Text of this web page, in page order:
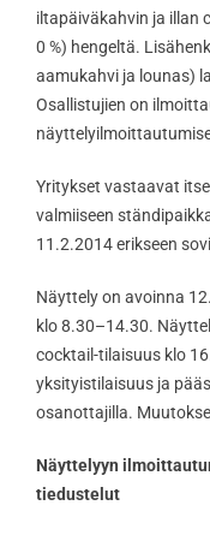
iltapäiväkahvin ja illan
0 %) hengeltä.
aamukahvi ja lounas)
Osallistujien on
Yritykset vastaavat
valmiiseen
11.2.2014 erikseen
Näyttely on avoinna
klo 8.30–14.30.
cocktail-tilaisuus klo
yksityistilaisuus ja
osanottajilla.
Näyttelyyn
tiedustelut